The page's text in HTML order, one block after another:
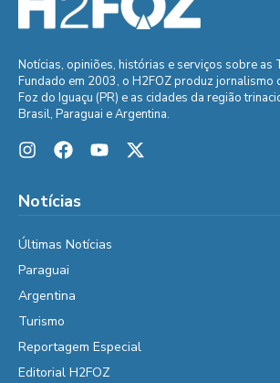
Notícias, opiniões, histórias e serviços sobre as
Fundado em 2003, o H2FOZ produz jornalismo
Foz do Iguaçu (PR) e as cidades da região
Brasil, Paraguai e Argentina.
Notícias
Últimas Notícias
Paraguai
Argentina
Turismo
Reportagem Especial
Editorial H2FOZ